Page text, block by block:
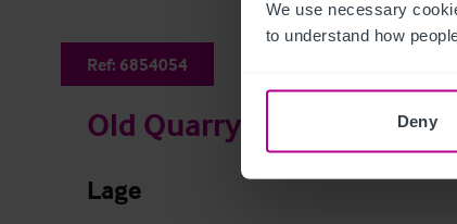
We use necessary
to understand how
Deny
Ref: 6854054
Old Quarry Bar
Lage